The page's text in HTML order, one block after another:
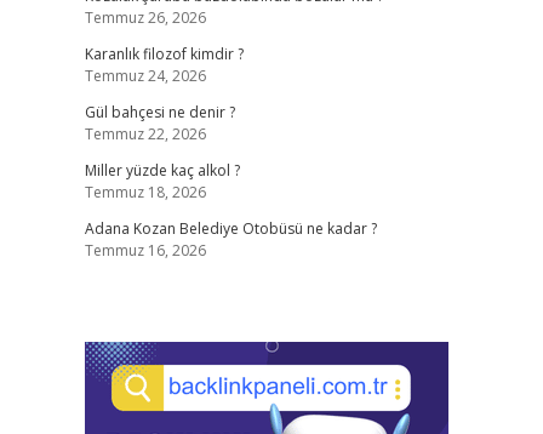
Temmuz 26, 2026
Karanlık filozof kimdir ?
Temmuz 24, 2026
Gül bahçesi ne denir ?
Temmuz 22, 2026
Miller yüzde kaç alkol ?
Temmuz 18, 2026
Adana Kozan Belediye Otobüsü ne kadar ?
Temmuz 16, 2026